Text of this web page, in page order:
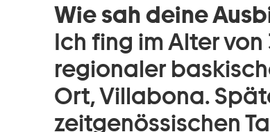
Wie sah deine
Ich fing im Alter
regionaler
Ort, Villabona.
zeitgenössischen